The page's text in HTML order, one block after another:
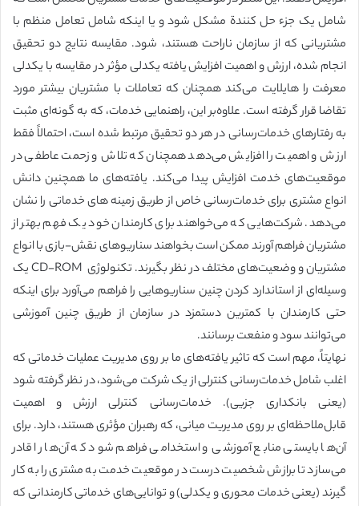
شامل یک جزء حل کنندة مشکل شود و یا اینکه شامل تعامل منظم با
مشتریانی که از سازمان ناراحت هستند، شود. مقایسه نتایج دو تحقیق
انجام شده، ارزش و اهمیت افزایش یافته یکدلی مؤثر در مقایسه با یکدلی
معرفت را هایلایت می‌کند همچنان که تعاملات با مشتریان بیشتر مورد
تقاضا قرار گرفته است. علاوه‌بر این، راهنمایی خدمات، که به گونه‌ای مثبت
به رفتارهای خدمات‌رسانی در هر دو تحقیق مرتبط شده است، احتمالاً فقط
ارزش و اهمیت را افزایش می‌دهد همچنان که تلاش و زحمت عاطفی در
موقعیت‌های خدمت افزایش پیدا می‌کند. یافته‌های ما همچنین دانش
انواع مشتری برای خدمات‌رسانی خاص از طریق زمینه های خدماتی را نشان
می‌دهد. شرکت‌هایی که می‌خواهند برای کارمندان خود یک فهم بهتر از
مشتریان فراهم آورند ممکن است بخواهند سناریوهای نقش-بازی با انواع
مشتریان و وضعیت‌های مختلف در نظر بگیرند. تکنولوژی CD-ROM یک
وسیله‌ای از استاندارد کردن چنین سناریوهایی را فراهم می‌آورد برای اینکه
حتی کارمندان با کمترین دستمزد در سازمان از طریق چنین آموزشی
می‌توانند سود و منفعت برسانند.
نهایتاً، مهم است که تاثیر یافته‌های ما بر روی مدیریت عملیات خدماتی که
اغلب شامل خدمات‌رسانی کنترلی از یک شرکت می‌شود، در نظر گرفته شود
(یعنی بانکداری جزیی). خدمات‌رسانی کنترلی ارزش و اهمیت
قابل‌ملاحظه‌ای بر روی مدیریت میانی، که رهبران مؤثری هستند، دارد. برای
آن‌ها بایستی منابع آموزشی و استخدامی فراهم شود که آن‌ها را قادر
می‌سازد تا برازش شخصیت درست در موقعیت خدمت به مشتری را به کار
گیرند (یعنی خدمات محوری و یکدلی) و توانایی‌های خدماتی کارمندانی که